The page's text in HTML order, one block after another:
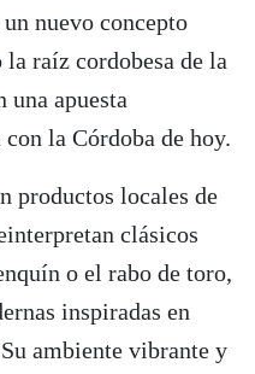
nuevo concepto
raíz cordobesa de la
una apuesta
la Córdoba de hoy.
productos locales de
clásicos
o el rabo de toro,
inspiradas en
ambiente vibrante y